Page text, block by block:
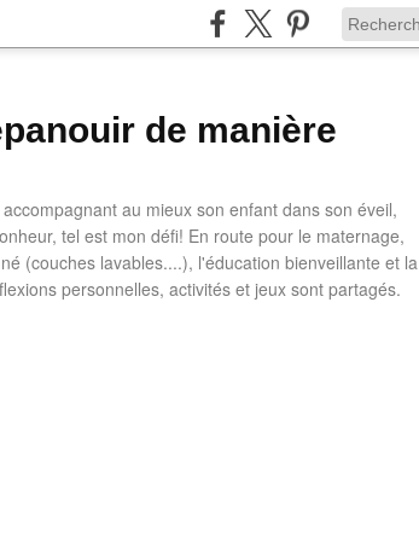
de manière
au mieux son enfant dans son éveil,
tel est mon défi! En route pour le maternage,
(couches lavables....), l'éducation bienveillante et la
personnelles, activités et jeux sont partagés.